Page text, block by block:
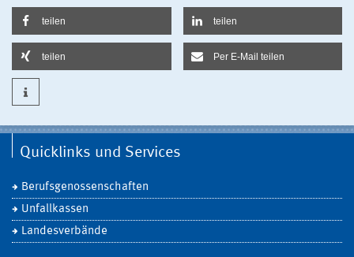
teilen teilen
teilen Per E-Mail teilen
Quicklinks und Services
Berufsgenossenschaften
Unfallkassen
Landesverbände